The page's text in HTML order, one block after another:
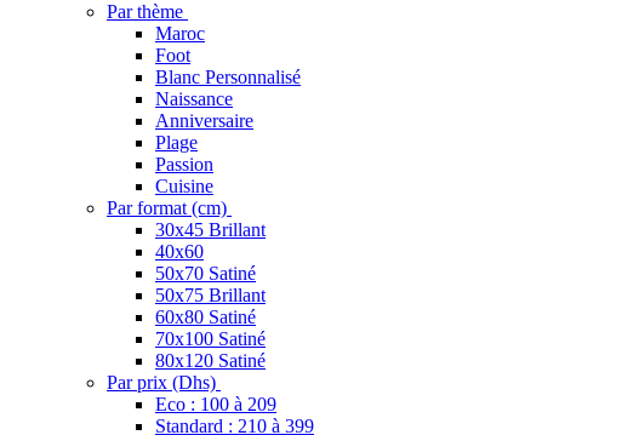
Par thème
Maroc
Foot
Blanc Personnalisé
Naissance
Anniversaire
Plage
Passion
Cuisine
Par format (cm)
30x45 Brillant
40x60
50x70 Satiné
50x75 Brillant
60x80 Satiné
70x100 Satiné
80x120 Satiné
Par prix (Dhs)
Eco : 100 à 209
Standard : 210 à 399